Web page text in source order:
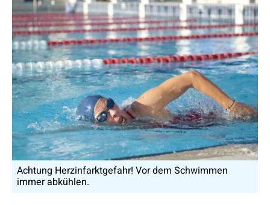
Achtung Herzinfarktgefahr! Vor dem Schwimmen
immer abkühlen.